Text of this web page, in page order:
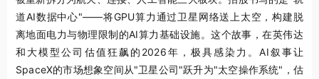
道AI数据中心"——将GPU算力通过卫星网络送上太空，构建脱
离地面电力与物理限制的AI算力基础设施。这个故事，在英伟达
和大模型公司估值狂飙的2026年，极具感染力。AI叙事让
SpaceX的市场想象空间从"卫星公司"跃升为"太空操作系统"，估